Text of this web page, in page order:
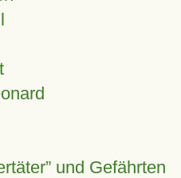
und Gefährten